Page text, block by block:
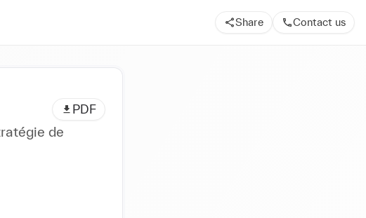
Share Contact us
PDF
de